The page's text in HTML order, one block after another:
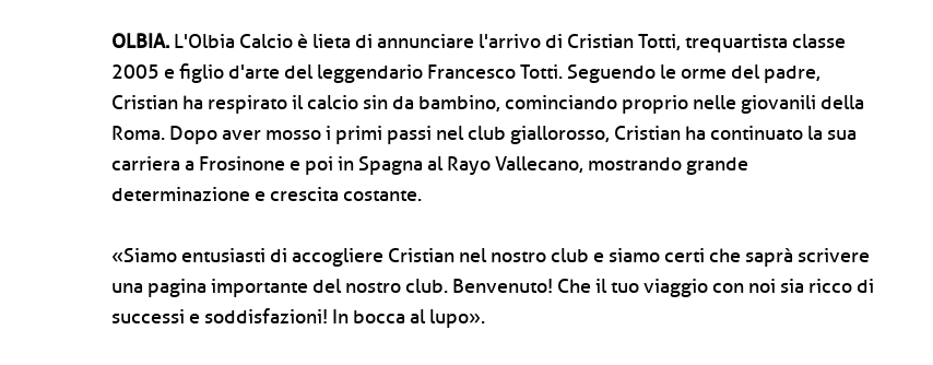
OLBIA. L'Olbia Calcio è lieta di annunciare l'arrivo di Cristian Totti, trequartista classe
2005 e figlio d'arte del leggendario Francesco Totti. Seguendo le orme del padre,
Cristian ha respirato il calcio sin da bambino, cominciando proprio nelle giovanili della
Roma. Dopo aver mosso i primi passi nel club giallorosso, Cristian ha continuato la sua
carriera a Frosinone e poi in Spagna al Rayo Vallecano, mostrando grande
determinazione e crescita costante.
«Siamo entusiasti di accogliere Cristian nel nostro club e siamo certi che saprà scrivere
una pagina importante del nostro club. Benvenuto! Che il tuo viaggio con noi sia ricco di
successi e soddisfazioni! In bocca al lupo».